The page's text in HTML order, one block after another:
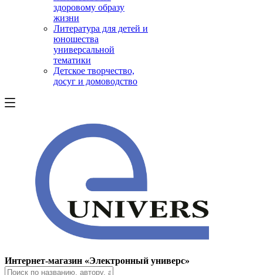
здоровому образу
жизни
Литература для детей и
юношества
универсальной
тематики
Детское творчество,
досуг и домоводство
Интернет-магазин «Электронный универс»